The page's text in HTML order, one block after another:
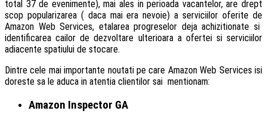
total 37 de evenimente), mai ales in perioada vacantelor, are drept
scop popularizarea ( daca mai era nevoie) a serviciilor oferite de
Amazon Web Services, etalarea progreselor deja achizitionate si
identificarea cailor de dezvoltare ulterioara a ofertei si serviciilor
adiacente spatiului de stocare.
Dintre cele mai importante noutati pe care Amazon Web Services isi
doreste sa le aduca in atentia clientilor sai mentionam:
Amazon Inspector GA